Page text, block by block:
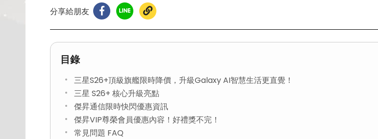
分享給朋友
目錄
三星S26+頂級旗艦限時降價，升級Galaxy AI智慧生活更直覺！
三星 S26+ 核心升級亮點
傑昇通信限時快閃優惠資訊
傑昇VIP尊榮會員優惠內容！好禮獎不完！
常見問題 FAQ